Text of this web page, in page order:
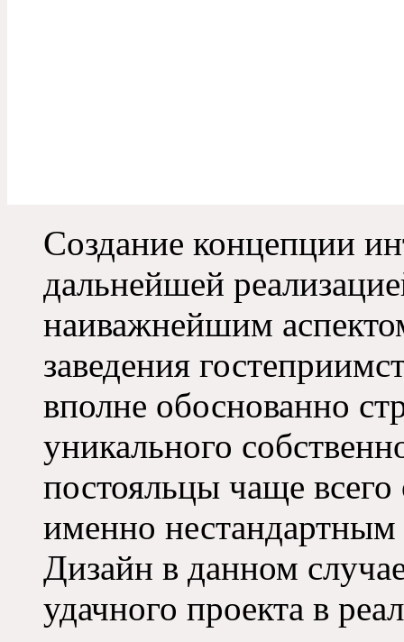
Создание концепции
дальнейшей
наиважнейшим
заведения
вполне обоснованно
уникального
постояльцы чаще
именно
Дизайн в данном
удачного проекта в